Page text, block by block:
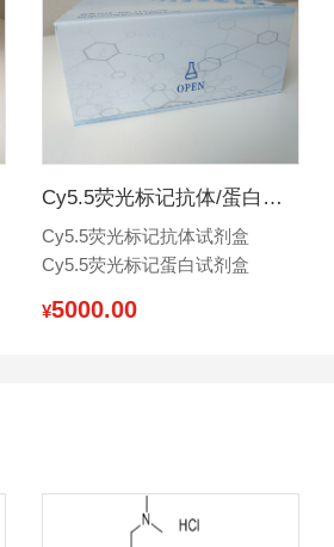
Cy5.5荧光标记抗体/蛋白试剂盒 (10~100 mg标记量)
Cy5.5荧光标记抗体试剂盒
Cy5.5荧光标记蛋白试剂盒
¥5000.00